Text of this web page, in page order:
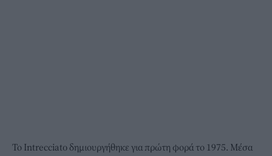
Το Intrecciato δημιουργήθηκε για πρώτη φορά το 1975. Μέσα